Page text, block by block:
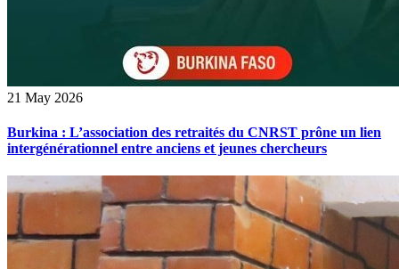
21 May 2026
Burkina : L’association des retraités du CNRST prône un lien
intergénérationnel entre anciens et jeunes chercheurs